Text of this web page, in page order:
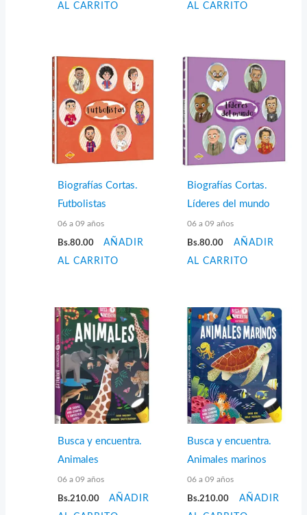
AL CARRITO
AL CARRITO
Biografías Cortas.
Futbolistas
06 a 09 años
Bs.80.00
AÑADIR
AL CARRITO
Biografías Cortas.
Líderes del mundo
06 a 09 años
Bs.80.00
AÑADIR
AL CARRITO
Busca y encuentra.
Animales
06 a 09 años
Bs.210.00
AÑADIR
Busca y encuentra.
Animales marinos
06 a 09 años
Bs.210.00
AÑADIR